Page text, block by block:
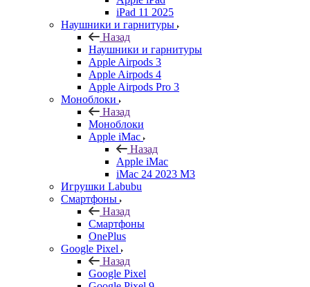
iPad 11 2025
Наушники и гарнитуры
Назад
Наушники и гарнитуры
Apple Airpods 3
Apple Airpods 4
Apple Airpods Pro 3
Моноблоки
Назад
Моноблоки
Apple iMac
Назад
Apple iMac
iMac 24 2023 M3
Игрушки Labubu
Смартфоны
Назад
Смартфоны
OnePlus
Google Pixel
Назад
Google Pixel